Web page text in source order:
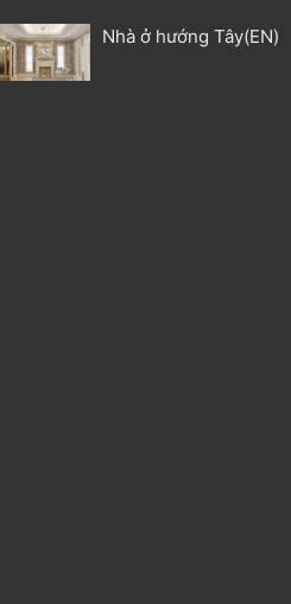
Nhà ở hướng Tây(EN)